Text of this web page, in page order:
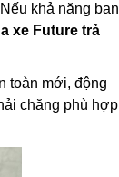
khả năng bạn
xe Future trả
toàn mới, động
chăng phù hợp